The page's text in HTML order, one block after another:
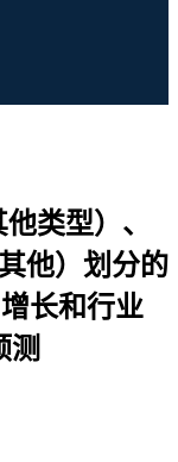
类型）、
他）划分的
长和行业
测